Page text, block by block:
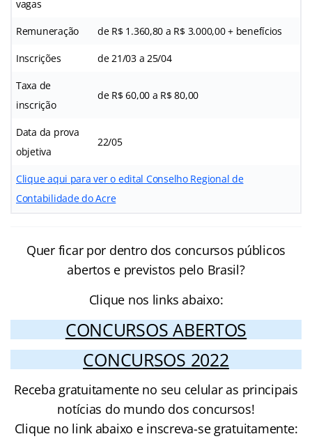
vagas
Remuneração de R$ 1.360,80 a R$ 3.000,00 + benefícios
Inscrições de 21/03 a 25/04
Taxa de
inscrição
de R$ 60,00 a R$ 80,00
Data da prova
objetiva
22/05
Clique aqui para ver o edital Conselho Regional de
Contabilidade do Acre
Quer ficar por dentro dos concursos públicos
abertos e previstos pelo Brasil?
Clique nos links abaixo:
CONCURSOS ABERTOS
CONCURSOS 2022
Receba gratuitamente no seu celular as principais
notícias do mundo dos concursos!
Clique no link abaixo e inscreva-se gratuitamente: